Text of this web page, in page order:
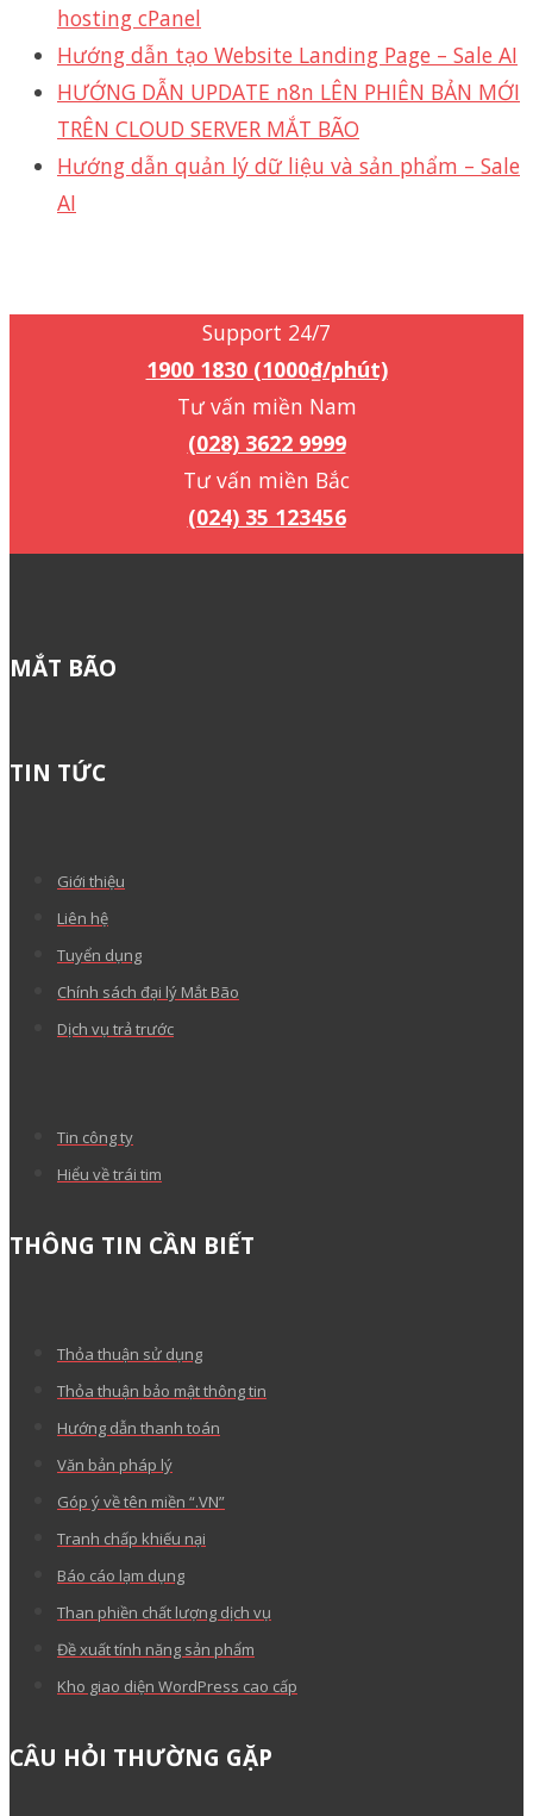
hosting cPanel
Hướng dẫn tạo Website Landing Page – Sale AI
HƯỚNG DẪN UPDATE n8n LÊN PHIÊN BẢN MỚI
TRÊN CLOUD SERVER MẮT BÃO
Hướng dẫn quản lý dữ liệu và sản phẩm – Sale
AI
Support 24/7
1900 1830 (1000₫/phút)
Tư vấn miền Nam
(028) 3622 9999
Tư vấn miền Bắc
(024) 35 123456
MẮT BÃO
TIN TỨC
Giới thiệu
Liên hệ
Tuyển dụng
Chính sách đại lý Mắt Bão
Dịch vụ trả trước
Tin công ty
Hiểu về trái tim
THÔNG TIN CẦN BIẾT
Thỏa thuận sử dụng
Thỏa thuận bảo mật thông tin
Hướng dẫn thanh toán
Văn bản pháp lý
Góp ý về tên miền “.VN”
Tranh chấp khiếu nại
Báo cáo lạm dụng
Than phiền chất lượng dịch vụ
Đề xuất tính năng sản phẩm
Kho giao diện WordPress cao cấp
CÂU HỎI THƯỜNG GẶP